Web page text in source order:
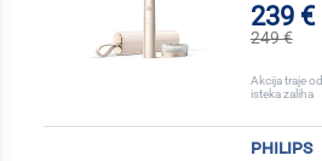
239 €
249 €
Akcija traje
isteka zaliha
philips